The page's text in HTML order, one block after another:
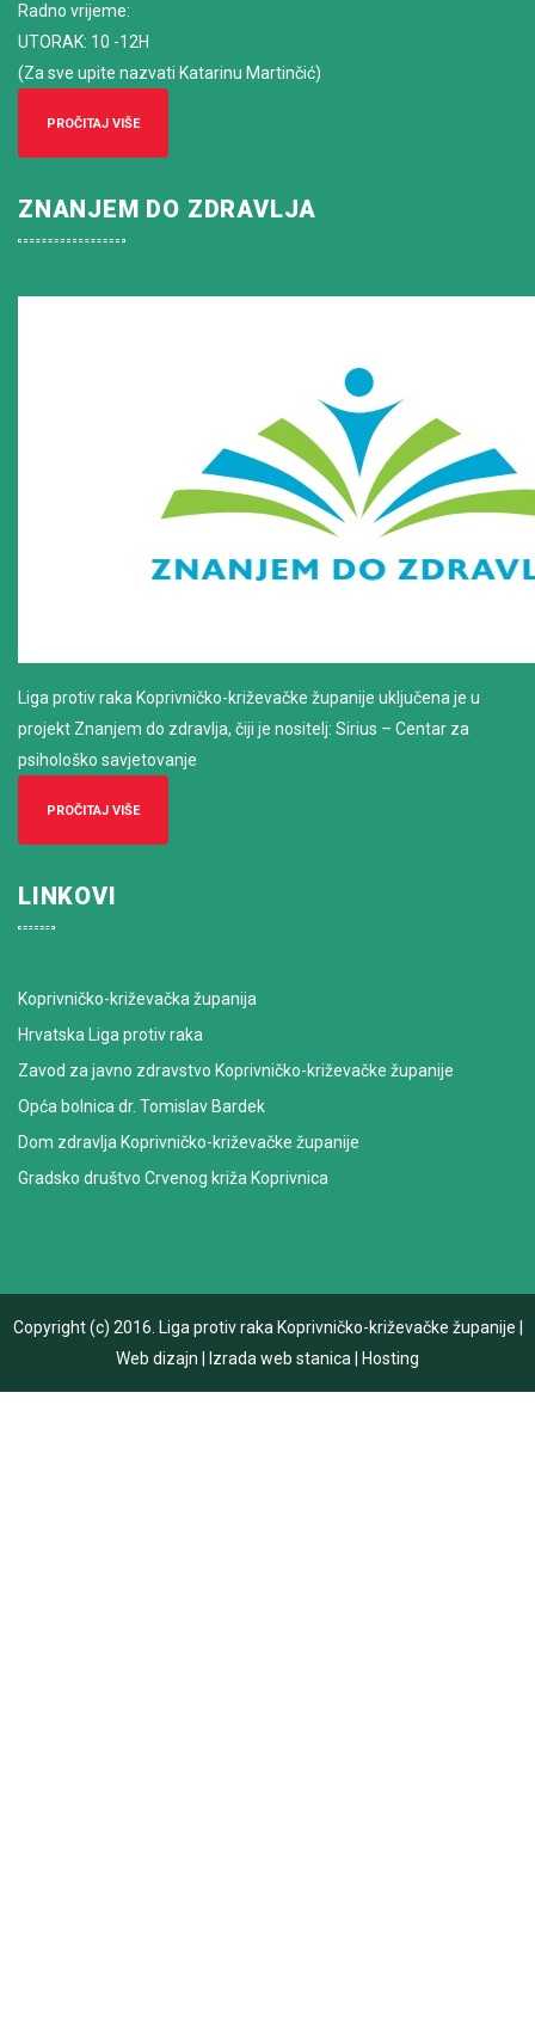
Radno vrijeme:
UTORAK: 10 -12H
(Za sve upite nazvati Katarinu Martinčić)
PROČITAJ VIŠE
ZNANJEM DO ZDRAVLJA
Liga protiv raka Koprivničko-križevačke županije uključena je u
projekt Znanjem do zdravlja, čiji je nositelj: Sirius – Centar za
psihološko savjetovanje
PROČITAJ VIŠE
LINKOVI
Koprivničko-križevačka županija
Hrvatska Liga protiv raka
Zavod za javno zdravstvo Koprivničko-križevačke županije
Opća bolnica dr. Tomislav Bardek
Dom zdravlja Koprivničko-križevačke županije
Gradsko društvo Crvenog križa Koprivnica
Copyright (c) 2016. Liga protiv raka Koprivničko-križevačke županije
Web dizajn
Izrada web stanica Hosting